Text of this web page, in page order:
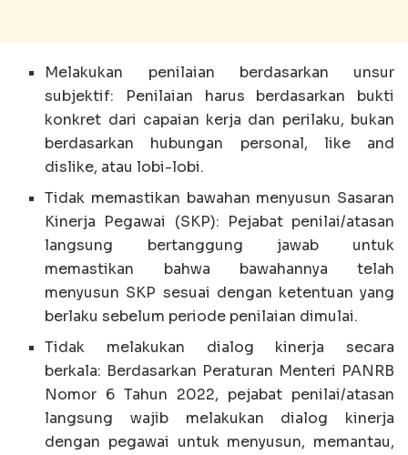
Melakukan penilaian berdasarkan unsur
subjektif: Penilaian harus berdasarkan bukti
konkret dari capaian kerja dan perilaku, bukan
berdasarkan hubungan personal, like and
dislike, atau lobi-lobi.
Tidak memastikan bawahan menyusun Sasaran
Kinerja Pegawai (SKP): Pejabat penilai/atasan
langsung bertanggung jawab untuk
memastikan bahwa bawahannya telah
menyusun SKP sesuai dengan ketentuan yang
berlaku sebelum periode penilaian dimulai.
Tidak melakukan dialog kinerja secara
berkala: Berdasarkan Peraturan Menteri PANRB
Nomor 6 Tahun 2022, pejabat penilai/atasan
langsung wajib melakukan dialog kinerja
dengan pegawai untuk menyusun, memantau,